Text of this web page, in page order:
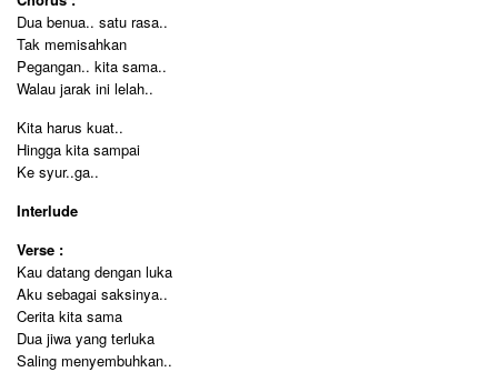
Dua benua.. satu rasa..
Tak memisahkan
Pegangan.. kita sama..
Walau jarak ini lelah..
Kita harus kuat..
Hingga kita sampai
Ke syur..ga..
Interlude
Verse :
Kau datang dengan luka
Aku sebagai saksinya..
Cerita kita sama
Dua jiwa yang terluka
Saling menyembuhkan..